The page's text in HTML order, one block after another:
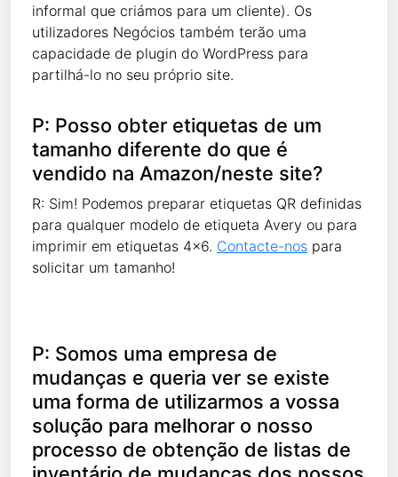
informal que criámos para um cliente). Os
utilizadores Negócios também terão uma
capacidade de plugin do WordPress para
partilhá-lo no seu próprio site.
P: Posso obter etiquetas de um
tamanho diferente do que é
vendido na Amazon/neste site?
R: Sim! Podemos preparar etiquetas QR definidas
para qualquer modelo de etiqueta Avery ou para
imprimir em etiquetas 4x6. Contacte-nos para
solicitar um tamanho!
P: Somos uma empresa de
mudanças e queria ver se existe
uma forma de utilizarmos a vossa
solução para melhorar o nosso
processo de obtenção de listas de